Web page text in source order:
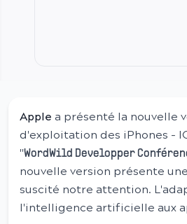
Apple a présenté la nouvelle
d'exploitation des iPhones -
"WordWild Developper
nouvelle version présente
suscité notre attention.
l'intelligence artificielle aux